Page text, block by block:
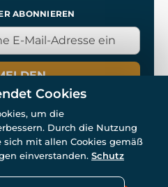
ABONNIEREN
www.wulflund.de 2007-2026.
Cookies
um die
Durch die Nutzung
sich mit allen Cookies gemäß
einverstanden. Schutz